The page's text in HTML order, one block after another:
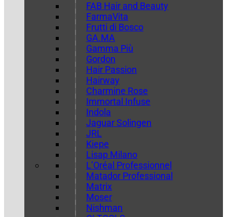
FAB Hair and Beauty
FarmaVita
Frutti di Bosco
GA.MA
Gamma Più
Gordon
Hair Passion
Hairway
Charmine Rose
Immortal Infuse
Indola
Jaguar Solingen
JRL
Kiepe
Lisap Milano
L’Oréal Professionnel
Matador Professional
Matrix
Moser
Nishman